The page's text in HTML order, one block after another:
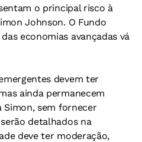
o principal risco à
Johnson. O Fundo
economias avançadas vá
devem ter
ainda permanecem
Simon, sem fornecer
detalhados na
deve ter moderação,